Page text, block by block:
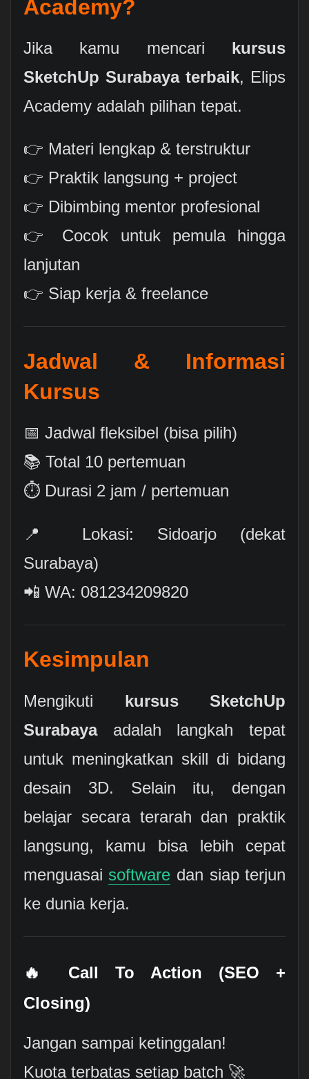
Academy?
Jika kamu mencari kursus
SketchUp Surabaya terbaik, Elips
Academy adalah pilihan tepat.
👉 Materi lengkap & terstruktur
👉 Praktik langsung + project
👉 Dibimbing mentor profesional
👉 Cocok untuk pemula hingga
lanjutan
👉 Siap kerja & freelance
Jadwal & Informasi
Kursus
📅 Jadwal fleksibel (bisa pilih)
📚 Total 10 pertemuan
⏱ Durasi 2 jam / pertemuan
📍 Lokasi: Sidoarjo (dekat
Surabaya)
📲 WA: 081234209820
Kesimpulan
Mengikuti kursus SketchUp
Surabayaadalah langkah tepat
untuk meningkatkan skill di bidang
desain 3D. Selain itu, dengan
belajar secara terarah dan praktik
langsung, kamu bisa lebih cepat
menguasai software dan siap terjun
ke dunia kerja.
🔥 Call To Action (SEO +
Closing)
Jangan sampai ketinggalan!
Kuota terbatas setiap batch 🚀